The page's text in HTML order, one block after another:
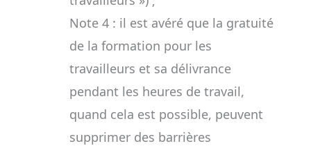
Note 4 : il est avéré que la gratuité
de la formation pour les
travailleurs et sa délivrance
pendant les heures de travail,
quand cela est possible, peuvent
supprimer des barrières